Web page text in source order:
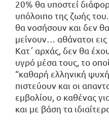
20% θα υποστεί
υπόλοιπο της ζωής
θα νοσήσουν και δεν
μείνουν… αθάνατοι
Κατ΄ αρχάς, δεν θα
υγρό μέσα τους, το
“καθαρή ελληνική
πιστεύουν και οι
εμβολίου, ο καθένας
και με βάση τα